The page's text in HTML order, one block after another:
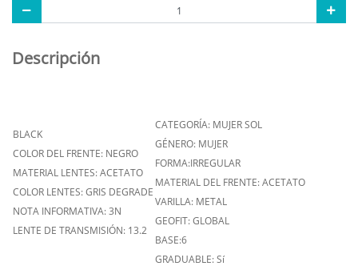
Descripción
BLACK
COLOR DEL FRENTE: NEGRO
MATERIAL LENTES: ACETATO
COLOR LENTES: GRIS DEGRADE
NOTA INFORMATIVA: 3N
LENTE DE TRANSMISIÓN: 13.2
CATEGORÍA: MUJER SOL
GÉNERO: MUJER
FORMA:IRREGULAR
MATERIAL DEL FRENTE: ACETATO
VARILLA: METAL
GEOFIT: GLOBAL
BASE:6
GRADUABLE: Sí